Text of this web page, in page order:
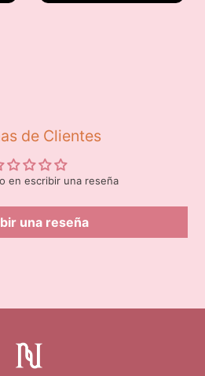
de Clientes
en escribir una reseña
una reseña